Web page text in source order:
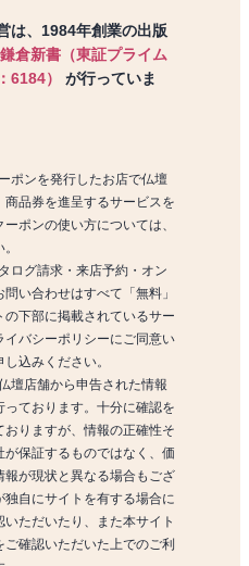
は、1984年創業の出版
倉新書（東証プライム
6184）
が行っていま
ポンを発行したお店で仏壇
品券を進呈するサービスを
ポンの使い方については、
ログ請求・来店予約・オン
い合わせはすべて「無料」
下部に掲載されているサー
イバシーポリシーにご同意い
込みください。
壇店舗から申告された情報
っております。十分に確認を
りますが、情報の正確性そ
保証するものではなく、価
報が現状と異なる場合もござ
独自にサイトを有する場合に
ただいたり、また本サイト
確認いただいた上でのご利